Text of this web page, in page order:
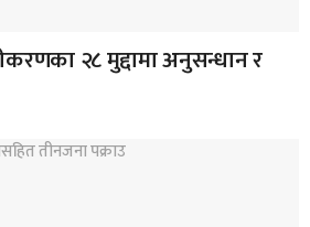
२८ मुद्दामा अनुसन्धान र